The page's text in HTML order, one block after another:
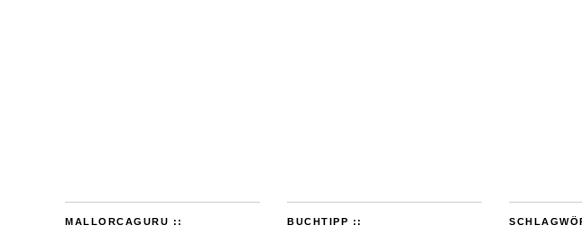
MALLORCAGURU :: BUCHTIPP ::